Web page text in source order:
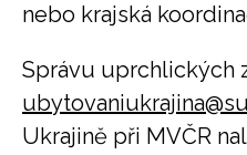
nebo krajská
Správu uprchlických
Ukrajině při MVČR